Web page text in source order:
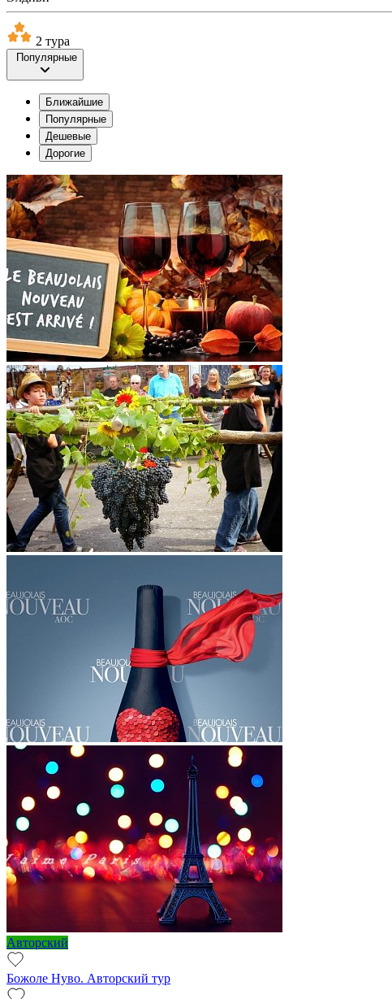
2 тура
Популярные
Ближайшие
Популярные
Дешевые
Дорогие
Авторский
Божоле Нуво. Авторский тур